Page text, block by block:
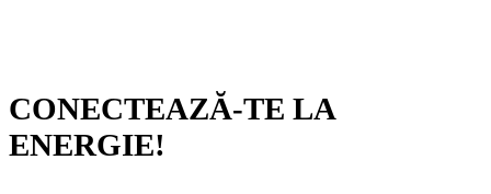
CONECTEAZĂ-TE LA
ENERGIE!